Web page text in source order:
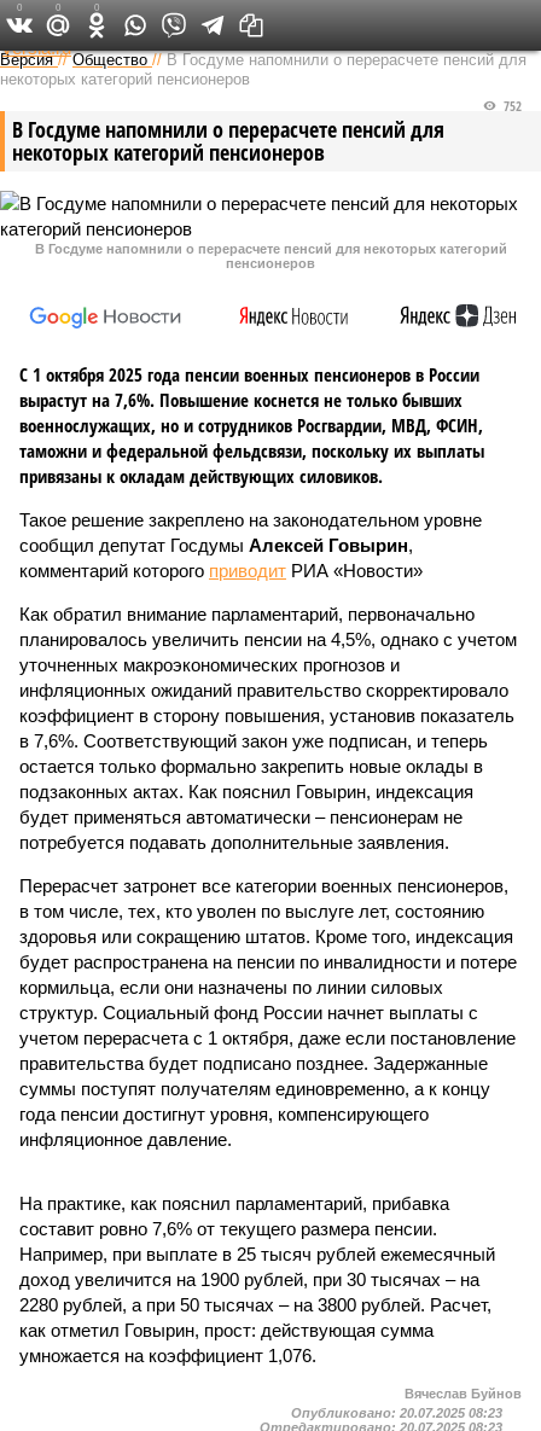
Федеральный выпуск
Версия //Общество //В Госдуме напомнили о перерасчете пенсий для
некоторых категорий пенсионеров
В Госдуме напомнили о перерасчете пенсий для
некоторых категорий пенсионеров
752
В Госдуме напомнили о перерасчете пенсий для некоторых категорий
пенсионеров
С 1 октября 2025 года пенсии военных пенсионеров в России
вырастут на 7,6%. Повышение коснется не только бывших
военнослужащих, но и сотрудников Росгвардии, МВД, ФСИН,
таможни и федеральной фельдсвязи, поскольку их выплаты
привязаны к окладам действующих силовиков.
Такое решение закреплено на законодательном уровне
сообщил депутат Госдумы Алексей Говырин,
комментарий которого приводит РИА «Новости»
Как обратил внимание парламентарий, первоначально
планировалось увеличить пенсии на 4,5%, однако с учетом
уточненных макроэкономических прогнозов и
инфляционных ожиданий правительство скорректировало
коэффициент в сторону повышения, установив показатель
в 7,6%. Соответствующий закон уже подписан, и теперь
остается только формально закрепить новые оклады в
подзаконных актах. Как пояснил Говырин, индексация
будет применяться автоматически – пенсионерам не
потребуется подавать дополнительные заявления.
Перерасчет затронет все категории военных пенсионеров,
в том числе, тех, кто уволен по выслуге лет, состоянию
здоровья или сокращению штатов. Кроме того, индексация
будет распространена на пенсии по инвалидности и потере
кормильца, если они назначены по линии силовых
структур. Социальный фонд России начнет выплаты с
учетом перерасчета с 1 октября, даже если постановление
правительства будет подписано позднее. Задержанные
суммы поступят получателям единовременно, а к концу
года пенсии достигнут уровня, компенсирующего
инфляционное давление.
На практике, как пояснил парламентарий, прибавка
составит ровно 7,6% от текущего размера пенсии.
Например, при выплате в 25 тысяч рублей ежемесячный
доход увеличится на 1900 рублей, при 30 тысячах – на
2280 рублей, а при 50 тысячах – на 3800 рублей. Расчет,
как отметил Говырин, прост: действующая сумма
умножается на коэффициент 1,076.
0 0 0
Вячеслав Буйнов
Опубликовано: 20.07.2025 08:23
Отредактировано: 20.07.2025 08:23